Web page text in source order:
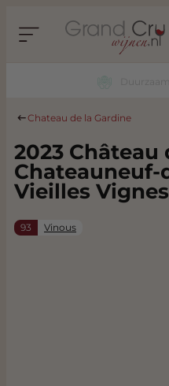
Chateau de la Gardine
2023 Château
Chateauneuf-
Vieilles
93 Vinous